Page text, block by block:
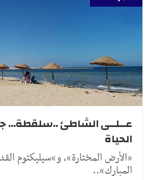
عــلــى الشاطئ ..سلقطة...
الحياة
«الأرض المختارة»، و»سيليكتوم
المبارك»..